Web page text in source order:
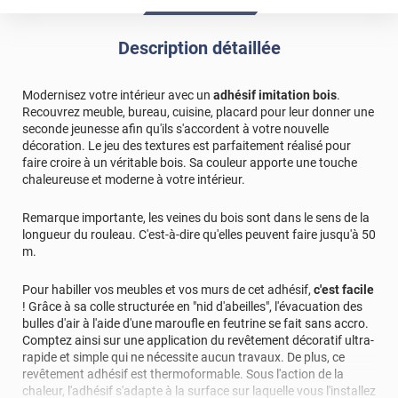
bois. J ai laissé les pieds noir. Très contente du résultat
Très bon produits pour recouvrir des meubles
Description détaillée
Modernisez votre intérieur avec un adhésif imitation bois.
Recouvrez meuble, bureau, cuisine, placard pour leur donner une
seconde jeunesse afin qu'ils s'accordent à votre nouvelle
décoration. Le jeu des textures est parfaitement réalisé pour
faire croire à un véritable bois. Sa couleur apporte une touche
chaleureuse et moderne à votre intérieur.
Remarque importante, les veines du bois sont dans le sens de la
longueur du rouleau. C'est-à-dire qu'elles peuvent faire jusqu'à 50
m.
Pour habiller vos meubles et vos murs de cet adhésif, c'est facile
! Grâce à sa colle structurée en "nid d'abeilles", l'évacuation des
bulles d'air à l'aide d'une maroufle en feutrine se fait sans accro.
Comptez ainsi sur une application du revêtement décoratif ultra-
rapide et simple qui ne nécessite aucun travaux. De plus, ce
revêtement adhésif est thermoformable. Sous l'action de la
chaleur, l'adhésif s'adapte à la surface sur laquelle vous l'installez